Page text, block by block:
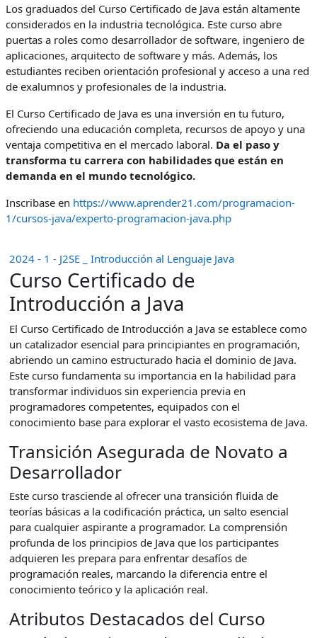
Los graduados del Curso Certificado de Java están altamente
considerados en la industria tecnológica. Este curso abre
puertas a roles como desarrollador de software, ingeniero de
aplicaciones, arquitecto de software y más. Además, los
estudiantes reciben orientación profesional y acceso a una red
de exalumnos y profesionales de la industria.
El Curso Certificado de Java es una inversión en tu futuro,
ofreciendo una educación completa, recursos de apoyo y una
ventaja competitiva en el mercado laboral. Da el paso y
transforma tu carrera con habilidades que están en
demanda en el mundo tecnológico.
Inscribase en https://www.aprender21.com/programacion-
1/cursos-java/experto-programacion-java.php
2024 - 1 - J2SE _ Introducción al Lenguaje Java
Curso Certificado de
Introducción a Java
El Curso Certificado de Introducción a Java se establece como
un catalizador esencial para principiantes en programación,
abriendo un camino estructurado hacia el dominio de Java.
Este curso fundamenta su importancia en la habilidad para
transformar individuos sin experiencia previa en
programadores competentes, equipados con el
conocimiento base para explorar el vasto ecosistema de Java.
Transición Asegurada de Novato a
Desarrollador
Este curso trasciende al ofrecer una transición fluida de
teorías básicas a la codificación práctica, un salto esencial
para cualquier aspirante a programador. La comprensión
profunda de los principios de Java que los participantes
adquieren les prepara para enfrentar desafíos de
programación reales, marcando la diferencia entre el
conocimiento teórico y la aplicación real.
Atributos Destacados del Curso